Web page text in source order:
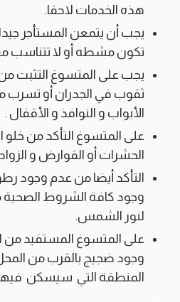
هذه الخدمات لاحقا.
يجب أن يتمعن المستأجر
تكون مشطه أو لا تتناسب
يجب على المتسوغ التثبت
ثقوب في الجدران أو تسرب
الأبواب و النوافذ و الأقفال .
على المتسوغ التأكد من
الحشرات أو القوارض و
التأكد أيضا من عدم وجود
وجود كافة الشروط الصحية
لنور الشمس.
على المتسوغ المستفيد من
وجود ضجيج بالقرب من
المنطقة التي سيسكن فيها